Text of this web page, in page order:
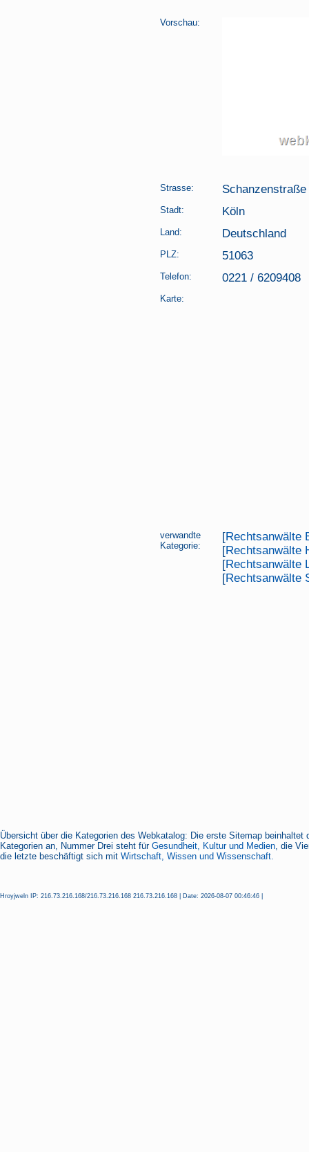
Vorschau:
Strasse: Schanzenstraße
Stadt: Köln
Land: Deutschland
PLZ: 51063
Telefon: 0221 / 6209408
Karte:
verwandte
Kategorie:
[Rechtsanwälte
[Rechtsanwälte
[Rechtsanwälte
[Rechtsanwälte
Übersicht über die Kategorien des Webkatalog: Die erste Sitemap beinhaltet
Kategorien an, Nummer Drei steht für Gesundheit, Kultur und Medien, die
die letzte beschäftigt sich mit Wirtschaft, Wissen und Wissenschaft.
Hroyjweln IP: 216.73.216.168/216.73.216.168 216.73.216.168 | Date: 2026-08-07 00:46:46 |